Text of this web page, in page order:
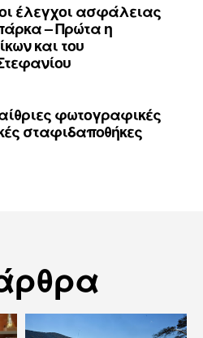
έλεγχοι ασφάλειας
– Πρώτα η
και του
φωτογραφικές
σταφιδαποθήκες